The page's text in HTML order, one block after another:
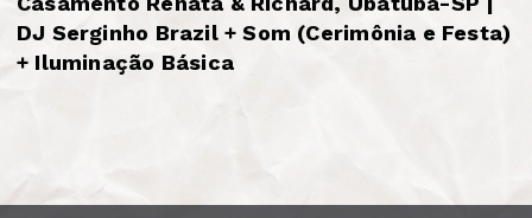
DJ Serginho Brazil + Som (Cerimônia e Festa)
+ Iluminação Básica